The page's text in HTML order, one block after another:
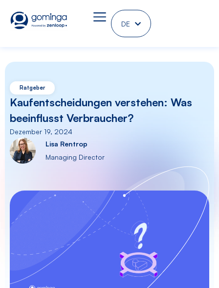
DEEN
Ratgeber
Kaufentscheidungen verstehen: Was
beeinflusst Verbraucher?
Dezember 19, 2024
Lisa Rentrop
Managing Director